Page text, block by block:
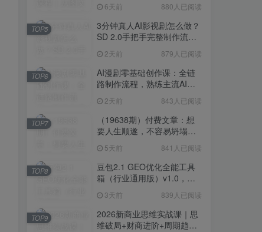
6天前 880人已阅读
3分钟真人AI影视剧怎么做？
SD 2.0手把手完整制作流程
无限生成
2天前 879人已阅读
TOP5
AI漫剧零基础创作课：全链
路制作流程，熟练主流AI工
2天前 843人已阅读
TOP6
（19638期）付费文章：想
要人生顺遂，不容易坍塌，
5天前 841人已阅读
TOP7
豆包2.1 GEO优化全能工具
箱（行业通用版）v1.0，会
景 3天前 839人已阅读
TOP8
2026新商业思维实战课｜思
维破局+财商进阶+周期趋势
TOP9